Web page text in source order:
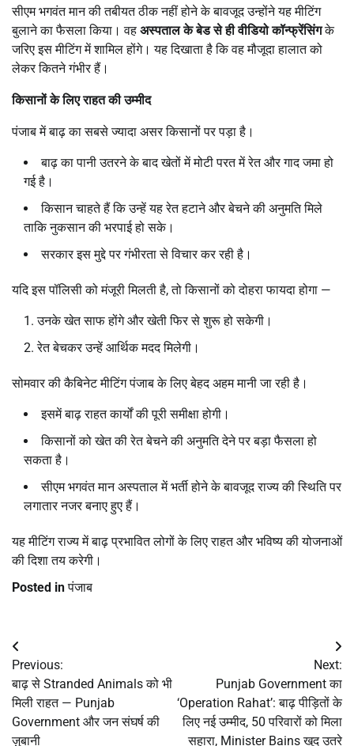
सीएम भगवंत मान की तबीयत ठीक नहीं होने के बावजूद उन्होंने यह मीटिंग
बुलाने का फैसला किया। वह अस्पताल के बेड से ही वीडियो कॉन्फ्रेंसिंगके
जरिए इस मीटिंग में शामिल होंगे। यह दिखाता है कि वह मौजूदा हालात को
लेकर कितने गंभीर हैं।
किसानों के लिए राहत की उम्मीद
पंजाब में बाढ़ का सबसे ज्यादा असर किसानों पर पड़ा है।
बाढ़ का पानी उतरने के बाद खेतों में मोटी परत में रेत और गाद जमा हो
गई है।
किसान चाहते हैं कि उन्हें यह रेत हटाने और बेचने की अनुमति मिले
ताकि नुकसान की भरपाई हो सके।
सरकार इस मुद्दे पर गंभीरता से विचार कर रही है।
यदि इस पॉलिसी को मंजूरी मिलती है, तो किसानों को दोहरा फायदा होगा —
उनके खेत साफ होंगे और खेती फिर से शुरू हो सकेगी।
रेत बेचकर उन्हें आर्थिक मदद मिलेगी।
सोमवार की कैबिनेट मीटिंग पंजाब के लिए बेहद अहम मानी जा रही है।
इसमें बाढ़ राहत कार्यों की पूरी समीक्षा होगी।
किसानों को खेत की रेत बेचने की अनुमति देने पर बड़ा फैसला हो
सकता है।
सीएम भगवंत मान अस्पताल में भर्ती होने के बावजूद राज्य की स्थिति पर
लगातार नजर बनाए हुए हैं।
यह मीटिंग राज्य में बाढ़ प्रभावित लोगों के लिए राहत और भविष्य की योजनाओं
की दिशा तय करेगी।
Posted inपंजाब
Post
navigation
Previous:
बाढ़ से Stranded Animals को भी
मिली राहत — Punjab
Government और जन संघर्ष की
ज़ुबानी
Next:
Punjab Government का
‘Operation Rahat’: बाढ़ पीड़ितों के
लिए नई उम्मीद, 50 परिवारों को मिला
सहारा, Minister Bains खुद उतरे